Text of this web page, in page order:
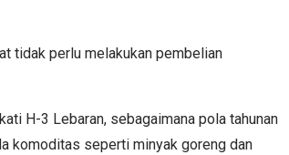
tidak perlu melakukan pembelian
H-3 Lebaran, sebagaimana pola tahunan
komoditas seperti minyak goreng dan